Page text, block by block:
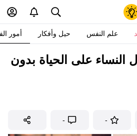
علم النفس حيل وأفكار أمور
النساء على الحياة بدون
-
-